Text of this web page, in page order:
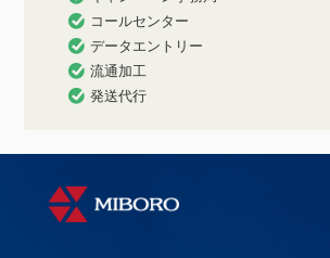
コールセンター
データエントリー
流通加工
発送代行